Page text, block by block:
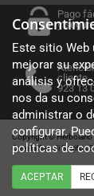
Pago
y
cliente
923 13
Copyright ©
Cuesta Sancti Spiritus
Política de cookies
Este sitio Web
mejorar su
análisis y
nos da su
administrar o
configurar.
políticas de
ACEPTAR